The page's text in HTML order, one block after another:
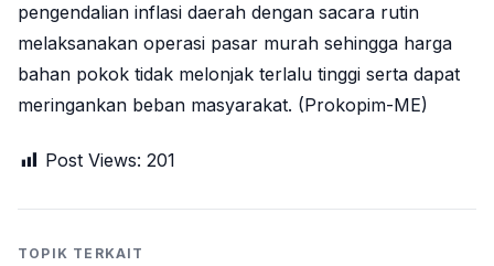
pengendalian inflasi daerah dengan sacara rutin
melaksanakan operasi pasar murah sehingga harga
bahan pokok tidak melonjak terlalu tinggi serta dapat
meringankan beban masyarakat. (Prokopim-ME)
Post Views: 201
TOPIK TERKAIT